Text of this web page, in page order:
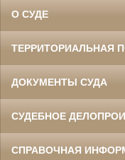
О СУДЕ
ТЕРРИТОРИАЛЬНАЯ
ДОКУМЕНТЫ СУДА
СУДЕБНОЕ
СПРАВОЧНАЯ